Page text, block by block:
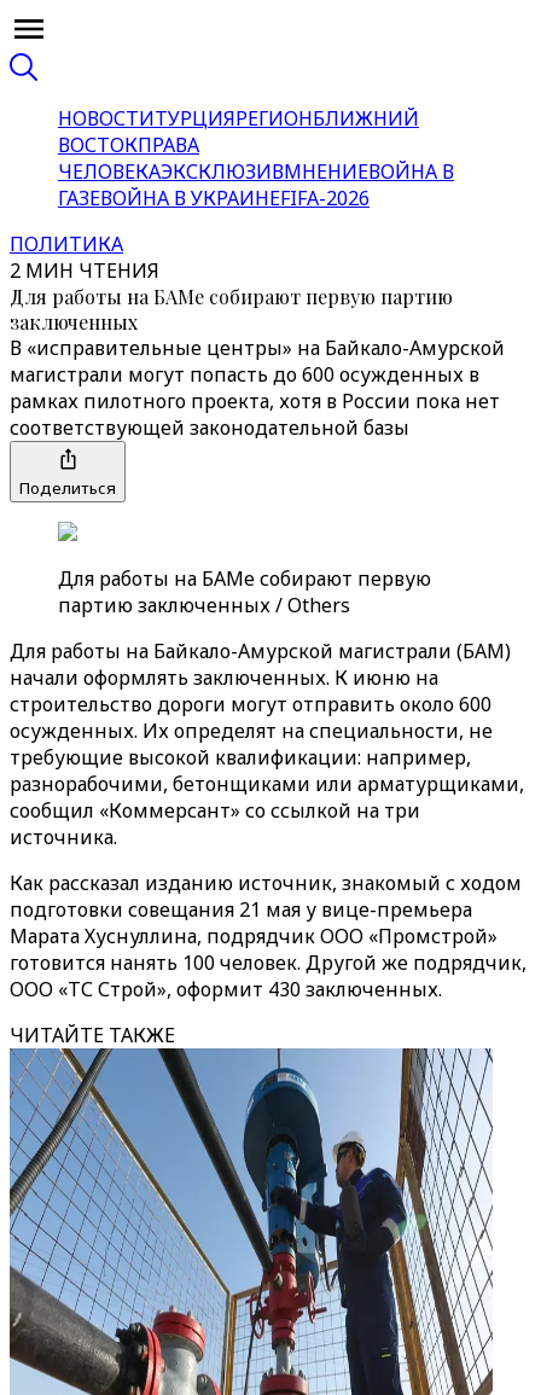
НОВОСТИТУРЦИЯРЕГИОНБЛИЖНИЙ
ВОСТОКПРАВА
ЧЕЛОВЕКАЭКСКЛЮЗИВМНЕНИЕВОЙНА В
ГАЗЕВОЙНА В УКРАИНЕFIFA-2026
ПОЛИТИКА
2 МИН ЧТЕНИЯ
Для работы на БАМе собирают первую партию
заключенных
В «исправительные центры» на Байкало-Амурской
магистрали могут попасть до 600 осужденных в
рамках пилотного проекта, хотя в России пока нет
соответствующей законодательной базы
Поделиться
Для работы на БАМе собирают первую
партию заключенных / Others
Для работы на Байкало-Амурской магистрали (БАМ)
начали оформлять заключенных. К июню на
строительство дороги могут отправить около 600
осужденных. Их определят на специальности, не
требующие высокой квалификации: например,
разнорабочими, бетонщиками или арматурщиками,
сообщил «Коммерсант» со ссылкой на три
источника.
Как рассказал изданию источник, знакомый с ходом
подготовки совещания 21 мая у вице-премьера
Марата Хуснуллина, подрядчик ООО «Промстрой»
готовится нанять 100 человек. Другой же подрядчик,
ООО «ТС Строй», оформит 430 заключенных.
ЧИТАЙТЕ ТАКЖЕ